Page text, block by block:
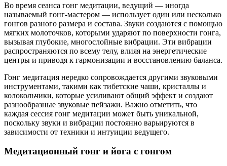
Во время сеанса гонг медитации, ведущий — иногда
называемый гонг-мастером — использует один или несколько
гонгов разного размера и состава. Звуки создаются с помощью
мягких молоточков, которыми ударяют по поверхности гонга,
вызывая глубокие, многослойные вибрации. Эти вибрации
распространяются по всему телу, влияя на энергетические
центры и приводя к гармонизации и восстановлению баланса.
Гонг медитация нередко сопровождается другими звуковыми
инструментами, такими как тибетские чаши, кристаллы и
колокольчики, которые усиливают общий эффект и создают
разнообразные звуковые пейзажи. Важно отметить, что
каждая сессия гонг медитации может быть уникальной,
поскольку звуки и вибрации постоянно варьируются в
зависимости от техники и интуиции ведущего.
Медитационный гонг и йога с гонгом